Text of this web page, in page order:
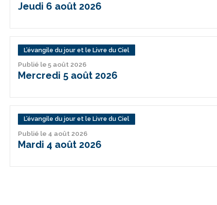
Jeudi 6 août 2026
L’évangile du jour et le Livre du Ciel
Publié le 5 août 2026
Mercredi 5 août 2026
L’évangile du jour et le Livre du Ciel
Publié le 4 août 2026
Mardi 4 août 2026